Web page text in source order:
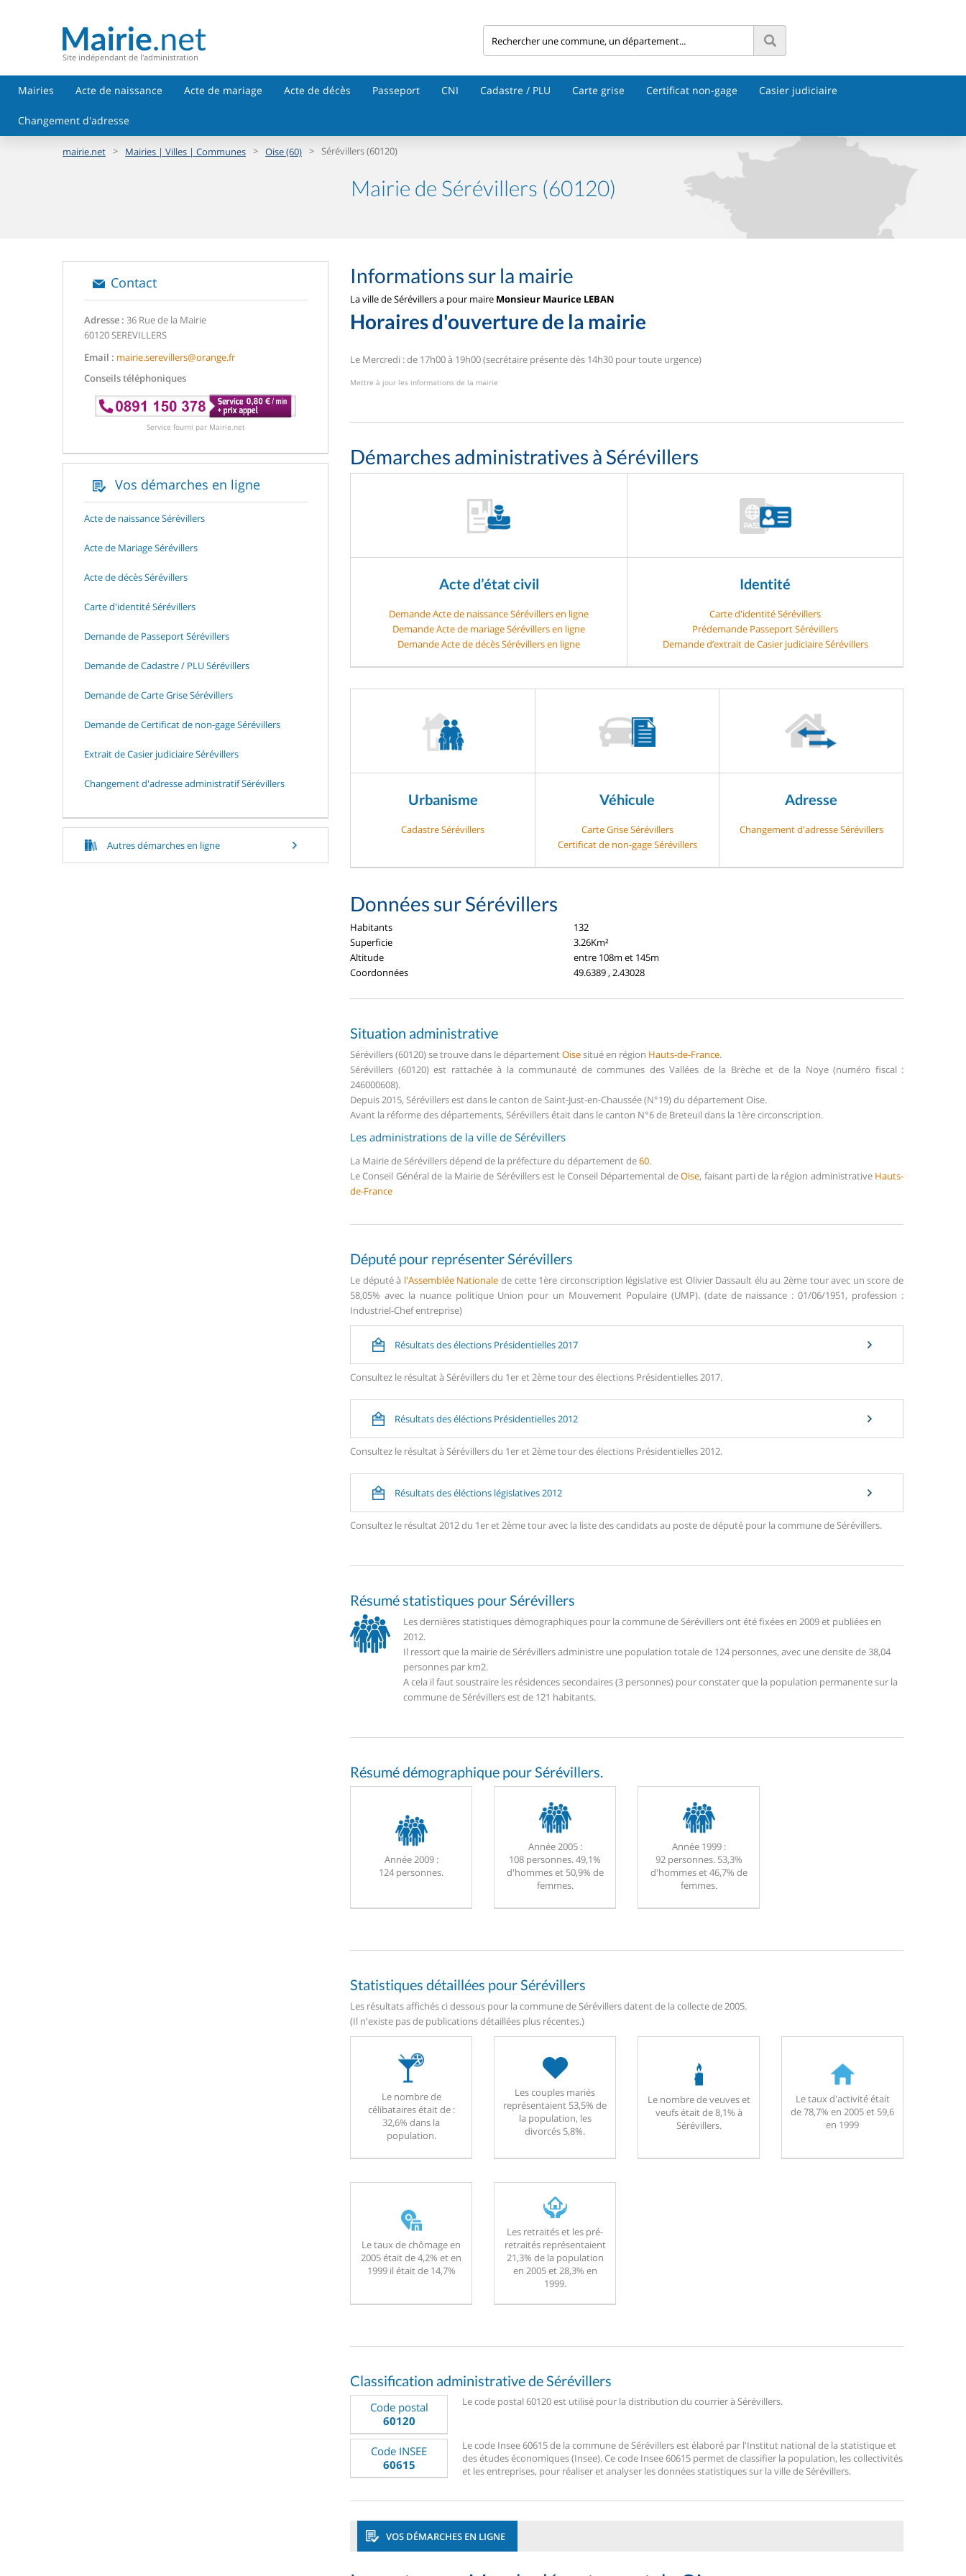
Site indépendant de l'administration
Mairies Acte de naissance Acte de mariage Acte de décès Passeport CNI Cadastre / PLU Carte grise Certificat non-gage Casier judiciaire
Changement d'adresse
mairie.net > Mairies | Villes | Communes > Oise (60) > Sérévillers (60120)
Mairie de Sérévillers (60120)
Contact
Adresse : 36 Rue de la Mairie
60120 SEREVILLERS
Email : mairie.serevillers@orange.fr
Conseils téléphoniques
Service fourni par Mairie.net
Vos démarches en ligne
Acte de naissance Sérévillers
Acte de Mariage Sérévillers
Acte de décès Sérévillers
Carte d'identité Sérévillers
Demande de Passeport Sérévillers
Demande de Cadastre / PLU Sérévillers
Demande de Carte Grise Sérévillers
Demande de Certificat de non-gage Sérévillers
Extrait de Casier judiciaire Sérévillers
Changement d'adresse administratif Sérévillers
Autres démarches en ligne
Informations sur la mairie
La ville de Sérévillers a pour maire Monsieur Maurice LEBAN
Horaires d'ouverture de la mairie
Le Mercredi : de 17h00 à 19h00 (secrétaire présente dès 14h30 pour toute urgence)
Mettre à jour les informations de la mairie
Démarches administratives à Sérévillers
Acte d’état civil
Demande Acte de naissance Sérévillers en ligne
Demande Acte de mariage Sérévillers en ligne
Demande Acte de décès Sérévillers en ligne
Identité
Carte d'identité Sérévillers
Prédemande Passeport Sérévillers
Demande d’extrait de Casier judiciaire Sérévillers
Urbanisme
Cadastre Sérévillers
Véhicule
Carte Grise Sérévillers
Certificat de non-gage Sérévillers
Adresse
Changement d'adresse Sérévillers
Données sur Sérévillers
Habitants
132
Superficie
3.26Km²
Altitude
entre 108m et 145m
Coordonnées
49.6389 , 2.43028
Situation administrative
Sérévillers (60120) se trouve dans le départementOisesitué en région Hauts-de-France.
Sérévillers (60120) est rattachée à la communauté de communes des Vallées de la Brèche et de la Noye (numéro fiscal :
246000608).
Depuis 2015, Sérévillers est dans le canton de Saint-Just-en-Chaussée (N°19) du département Oise.
Avant la réforme des départements, Sérévillers était dans le canton N°6 de Breteuil dans la 1ère circonscription.
Les administrations de la ville de Sérévillers
La Mairie de Sérévillers dépend de la préfecture du département de60.
Le Conseil Général de la Mairie de Sérévillers est le Conseil Départemental deOise, faisant parti de la région administrative Hauts-
de-France
Député pour représenter Sérévillers
Le député à l'Assemblée Nationale de cette 1ère circonscription législative est Olivier Dassault élu au 2ème tour avec un score de
58,05% avec la nuance politique Union pour un Mouvement Populaire (UMP). (date de naissance : 01/06/1951, profession :
Industriel-Chef entreprise)
Résultats des élections Présidentielles 2017
Consultez le résultat à Sérévillers du 1er et 2ème tour des élections Présidentielles 2017.
Résultats des éléctions Présidentielles 2012
Consultez le résultat à Sérévillers du 1er et 2ème tour des élections Présidentielles 2012.
Résultats des éléctions législatives 2012
Consultez le résultat 2012 du 1er et 2ème tour avec la liste des candidats au poste de député pour la commune de Sérévillers.
Résumé statistiques pour Sérévillers
Les dernières statistiques démographiques pour la commune de Sérévillers ont été fixées en 2009 et publiées en
2012.
Il ressort que la mairie de Sérévillers administre une population totale de 124 personnes, avec une densite de 38,04
personnes par km2.
A cela il faut soustraire les résidences secondaires (3 personnes) pour constater que la population permanente sur la
commune de Sérévillers est de 121 habitants.
Résumé démographique pour Sérévillers.
Année 2009 :
124 personnes.
Année 2005 :
108 personnes. 49,1%
d'hommes et 50,9% de
femmes.
Année 1999 :
92 personnes. 53,3%
d'hommes et 46,7% de
femmes.
Statistiques détaillées pour Sérévillers
Les résultats affichés ci dessous pour la commune de Sérévillers datent de la collecte de 2005.
(Il n'existe pas de publications détaillées plus récentes.)
Le nombre de
célibataires était de :
32,6% dans la
population.
Les couples mariés
représentaient 53,5% de
la population, les
divorcés 5,8%.
Le nombre de veuves et
veufs était de 8,1% à
Sérévillers.
Le taux d'activité était
de 78,7% en 2005 et 59,6
en 1999
Le taux de chômage en
2005 était de 4,2% et en
1999 il était de 14,7%
Les retraités et les pré-
retraités représentaient
21,3% de la population
en 2005 et 28,3% en
1999.
Classification administrative de Sérévillers
Code postal
60120
Le code postal 60120 est utilisé pour la distribution du courrier à Sérévillers.
Code INSEE
60615
Le code Insee 60615 de la commune de Sérévillers est élaboré par l'Institut national de la statistique et
des études économiques (Insee). Ce code Insee 60615 permet de classifier la population, les collectivités
et les entreprises, pour réaliser et analyser les données statistiques sur la ville de Sérévillers.
VOS DÉMARCHES EN LIGNE